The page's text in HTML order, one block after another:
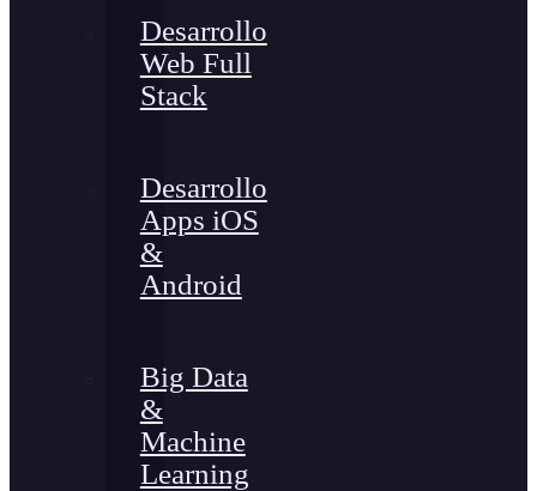
Desarrollo
Web Full
Stack
Desarrollo
Apps iOS
&
Android
Big Data
&
Machine
Learning